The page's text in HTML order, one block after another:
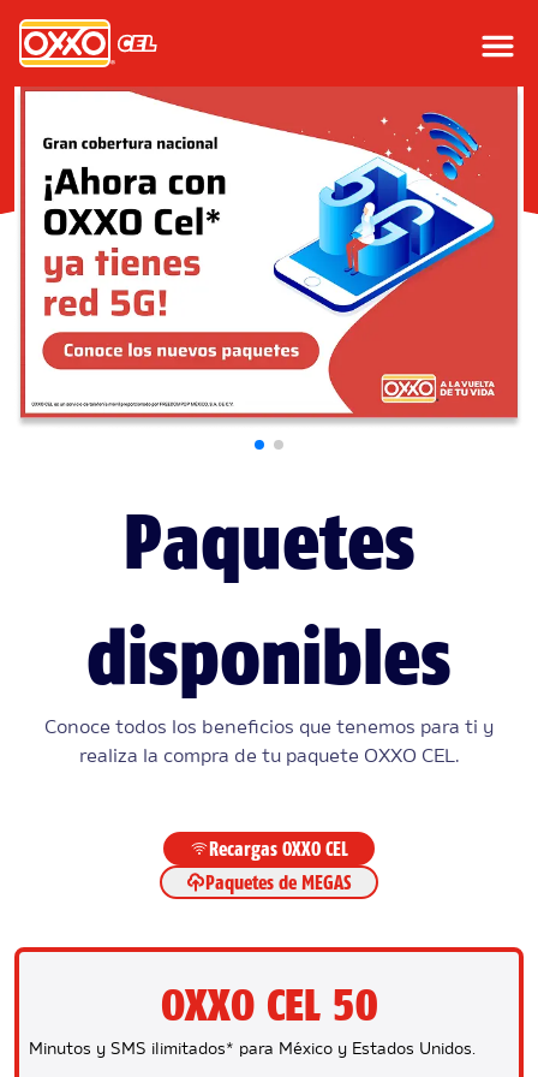
Paquetes
disponibles
Conoce todos los beneficios que tenemos para ti y
realiza la compra de tu paquete OXXO CEL.
Recargas OXXO CEL
Paquetes de MEGAS
OXXO CEL 50
Minutos y SMS ilimitados* para México y Estados Unidos.